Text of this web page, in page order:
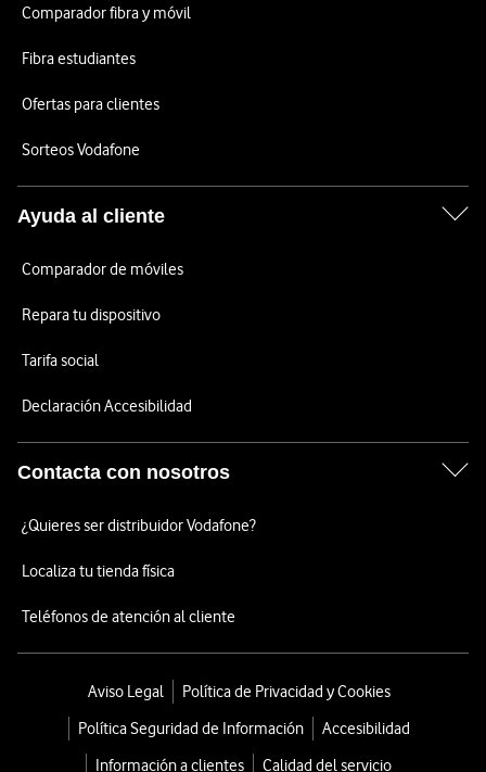
Comparador fibra y móvil
Fibra estudiantes
Ofertas para clientes
Sorteos Vodafone
Ayuda al cliente
Comparador de móviles
Repara tu dispositivo
Tarifa social
Declaración Accesibilidad
Contacta con nosotros
¿Quieres ser distribuidor Vodafone?
Localiza tu tienda física
Teléfonos de atención al cliente
Aviso Legal
Política de Privacidad y Cookies
Política Seguridad de Información
Accesibilidad
Información a clientes
Calidad del servicio